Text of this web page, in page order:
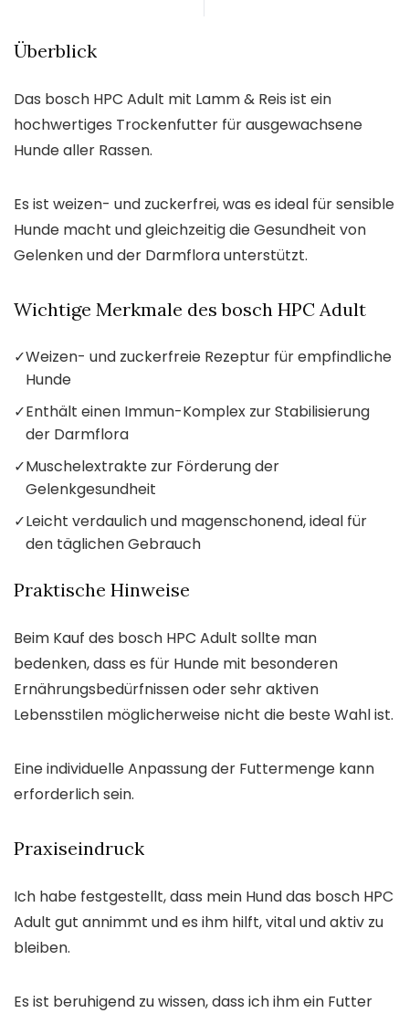
Überblick
Das bosch HPC Adult mit Lamm & Reis ist ein
hochwertiges Trockenfutter für ausgewachsene
Hunde aller Rassen.
Es ist weizen- und zuckerfrei, was es ideal für sensible
Hunde macht und gleichzeitig die Gesundheit von
Gelenken und der Darmflora unterstützt.
Wichtige Merkmale des bosch HPC Adult
✓Weizen- und zuckerfreie Rezeptur für empfindliche
Hunde
✓Enthält einen Immun-Komplex zur Stabilisierung
der Darmflora
✓Muschelextrakte zur Förderung der
Gelenkgesundheit
✓Leicht verdaulich und magenschonend, ideal für
den täglichen Gebrauch
Praktische Hinweise
Beim Kauf des bosch HPC Adult sollte man
bedenken, dass es für Hunde mit besonderen
Ernährungsbedürfnissen oder sehr aktiven
Lebensstilen möglicherweise nicht die beste Wahl ist.
Eine individuelle Anpassung der Futtermenge kann
erforderlich sein.
Praxiseindruck
Ich habe festgestellt, dass mein Hund das bosch HPC
Adult gut annimmt und es ihm hilft, vital und aktiv zu
bleiben.
Es ist beruhigend zu wissen, dass ich ihm ein Futter